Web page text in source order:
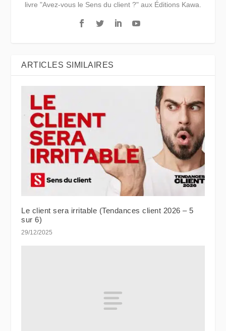
livre "Avez-vous le Sens du client ?" aux Éditions Kawa.
ARTICLES SIMILAIRES
Le client sera irritable (Tendances client 2026 – 5
sur 6)
29/12/2025